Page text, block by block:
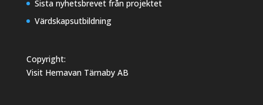
Sista nyhetsbrevet från projektet
Värdskapsutbildning
Copyright:
Visit Hemavan Tärnaby AB